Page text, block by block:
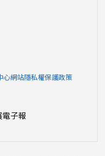
心網站隱私權保護政策
子報